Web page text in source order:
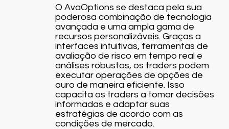
O AvaOptions se destaca pela sua
poderosa combinação de tecnologia
avançada e uma ampla gama de
recursos personalizáveis. Graças a
interfaces intuitivas, ferramentas de
avaliação de risco em tempo real e
análises robustas, os traders podem
executar operações de opções de
ouro de maneira eficiente. Isso
capacita os traders a tomar decisões
informadas e adaptar suas
estratégias de acordo com as
condições de mercado.